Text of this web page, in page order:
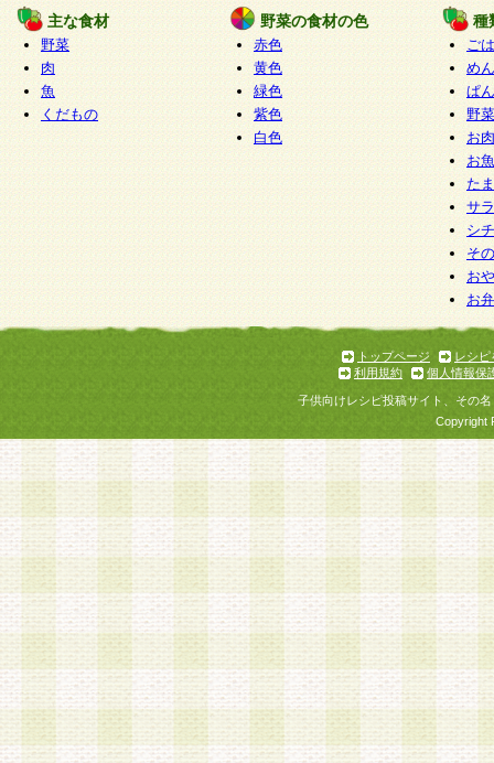
主な食材
野菜
肉
魚
くだもの
野菜の食材の色
赤色
黄色
緑色
紫色
白色
種
ご
めん
ぱん
野
お
お
た
サ
シ
そ
お
お
トップページ
レシピ
利用規約
個人情報保
子供向けレシピ投稿サイト、その
Copyright